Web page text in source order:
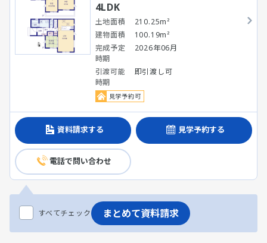
4LDK
土地面積
210.25m²
建物面積
100.19m²
完成予定
時期
2026年06月
引渡可能
時期
即引渡し可
見学予約可
資料請求する 見学予約する
電話で問い合わせ
すべてチェック まとめて資料請求